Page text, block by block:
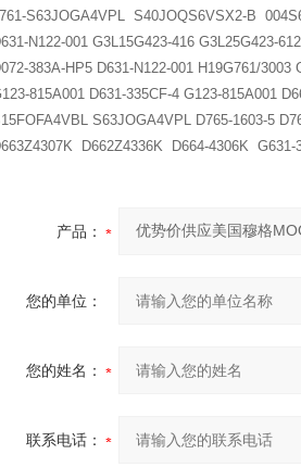
S63JOGA4VPL S40JOQS6VSX2-B
N122-001 G3L15G423-416 G3L25G423-
383A-HP5 D631-N122-001 H19G761/3003
815A001 D631-335CF-4 G123-815A001
S63JOGA4VPL D765-1603-5
D662Z4336K D664-4306K G631-
产品：
您的单位：
您的姓名：
联系电话：